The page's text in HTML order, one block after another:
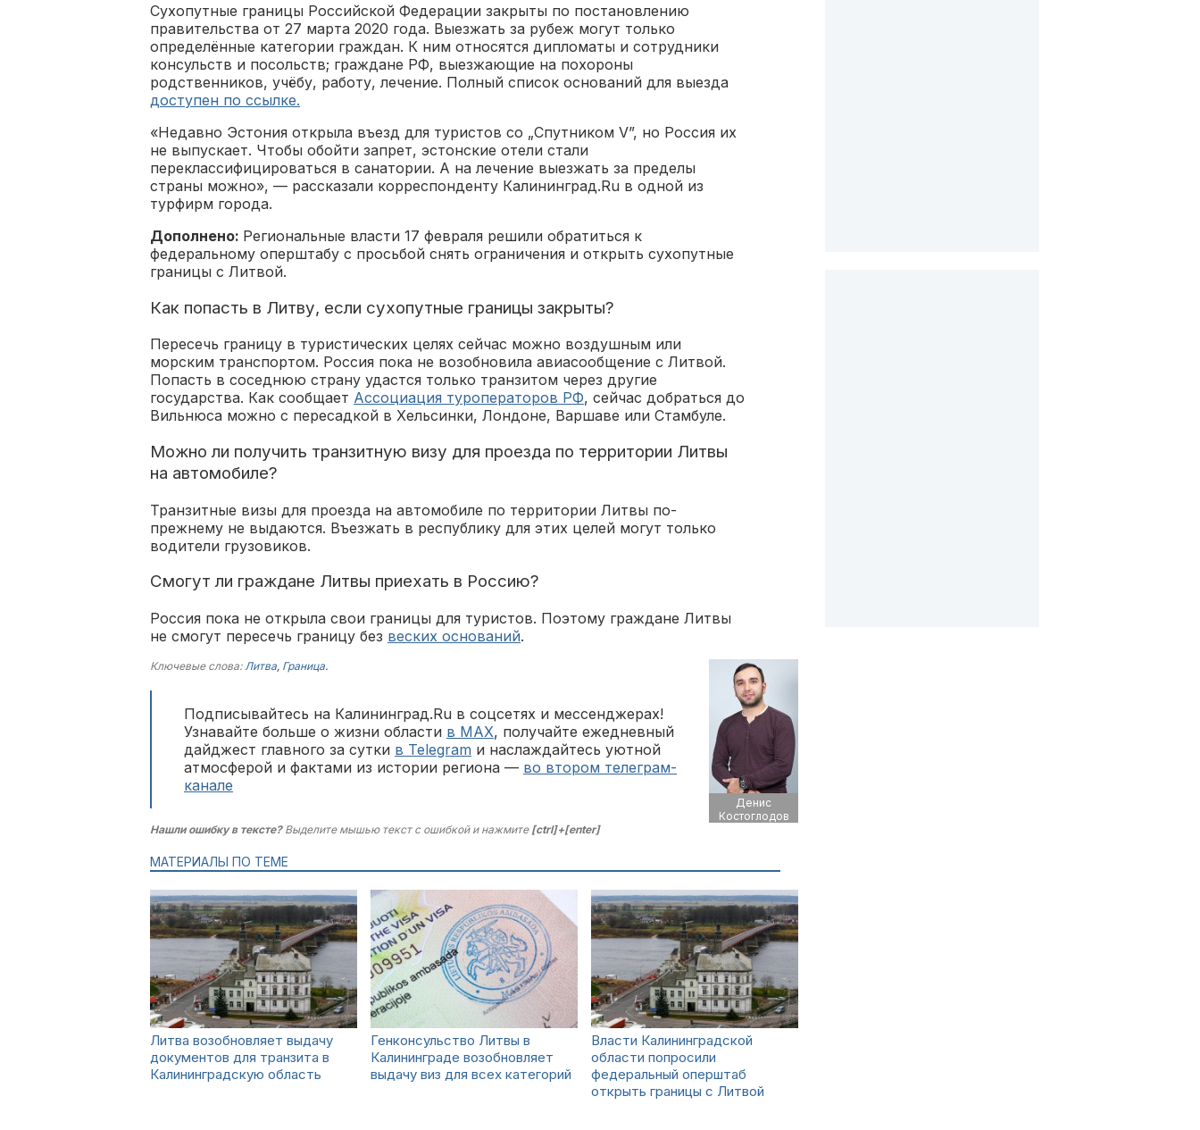
Сухопутные границы Российской Федерации закрыты по постановлению
правительства от 27 марта 2020 года. Выезжать за рубеж могут только
определённые категории граждан. К ним относятся дипломаты и сотрудники
консульств и посольств; граждане РФ, выезжающие на похороны
родственников, учёбу, работу, лечение. Полный список оснований для выезда
доступен по ссылке.
«Недавно Эстония открыла въезд для туристов со „Спутником V”, но Россия их
не выпускает. Чтобы обойти запрет, эстонские отели стали
переклассифицироваться в санатории. А на лечение выезжать за пределы
страны можно», — рассказали корреспонденту Калининград.Ru в одной из
турфирм города.
Дополнено: Региональные власти 17 февраля решили обратиться к
федеральному оперштабу с просьбой снять ограничения и открыть сухопутные
границы с Литвой.
Как попасть в Литву, если сухопутные границы закрыты?
Пересечь границу в туристических целях сейчас можно воздушным или
морским транспортом. Россия пока не возобновила авиасообщение с Литвой.
Попасть в соседнюю страну удастся только транзитом через другие
государства. Как сообщает Ассоциация туроператоров РФ, сейчас добраться до
Вильнюса можно с пересадкой в Хельсинки, Лондоне, Варшаве или Стамбуле.
Можно ли получить транзитную визу для проезда по территории Литвы
на автомобиле?
Транзитные визы для проезда на автомобиле по территории Литвы по-
прежнему не выдаются. Въезжать в республику для этих целей могут только
водители грузовиков.
Смогут ли граждане Литвы приехать в Россию?
Россия пока не открыла свои границы для туристов. Поэтому граждане Литвы
не смогут пересечь границу без веских оснований.
Денис
Костоглодов
Ключевые слова:Литва, Граница.
Подписывайтесь на Калининград.Ru в соцсетях и мессенджерах!
Узнавайте больше о жизни области в MAX, получайте ежедневный
дайджест главного за сутки в Telegram и наслаждайтесь уютной
атмосферой и фактами из истории региона — во втором телеграм-
канале
Нашли ошибку в тексте?Выделите мышью текст с ошибкой и нажмите [ctrl]+[enter]
МАТЕРИАЛЫ ПО ТЕМЕ
Литва возобновляет выдачу
документов для транзита в
Калининградскую область
Генконсульство Литвы в
Калининграде возобновляет
выдачу виз для всех категорий
Власти Калининградской
области попросили
федеральный оперштаб
открыть границы с Литвой